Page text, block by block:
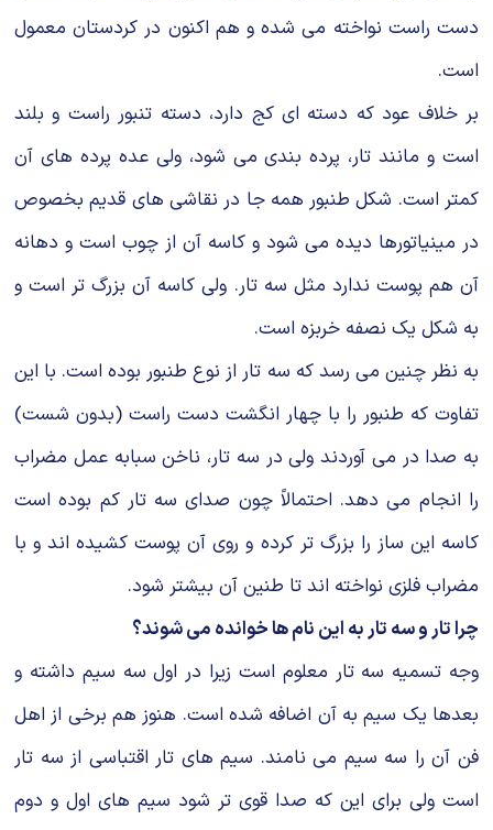
دست راست نواخته می شده و هم اکنون در کردستان معمول
است.
بر خلاف عود که دسته ای کج دارد، دسته تنبور راست و بلند
است و مانند تار، پرده بندی می شود، ولی عده پرده های آن
کمتر است. شکل طنبور همه جا در نقاشی های قدیم بخصوص
در مینیاتورها دیده می شود و کاسه آن از چوب است و دهانه
آن هم پوست ندارد مثل سه تار. ولی کاسه آن بزرگ تر است و
به شکل یک نصفه خربزه است.
به نظر چنین می رسد که سه تار از نوع طنبور بوده است. با این
تفاوت که طنبور را با چهار انگشت دست راست (بدون شست)
به صدا در می آوردند ولی در سه تار، ناخن سبابه عمل مضراب
را انجام می دهد. احتمالاً چون صدای سه تار کم بوده است
کاسه این ساز را بزرگ تر کرده و روی آن پوست کشیده اند و با
مضراب فلزی نواخته اند تا طنین آن بیشتر شود.
چرا تار و سه تار به این نام ها خوانده می شوند؟
وجه تسمیه سه تار معلوم است زیرا در اول سه سیم داشته و
بعدها یک سیم به آن اضافه شده است. هنوز هم برخی از اهل
فن آن را سه سیم می نامند. سیم های تار اقتباسی از سه تار
است ولی برای این که صدا قوی تر شود سیم های اول و دوم